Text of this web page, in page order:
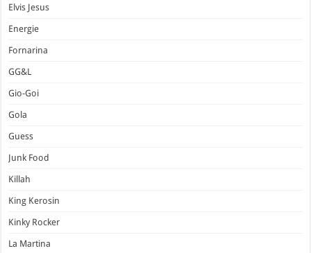
Elvis Jesus
Energie
Fornarina
GG&L
Gio-Goi
Gola
Guess
Junk Food
Killah
King Kerosin
Kinky Rocker
La Martina